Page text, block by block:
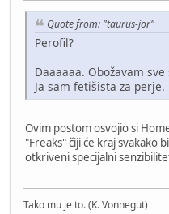
Quote from: "taurus-jor"
Perofil?
Daaaaaa. Obožavam
Ja sam fetišista za perje.
Ovim postom osvojio si
"Freaks" čiji će kraj svakako
otkriveni specijalni
Tako mu je to. (K. Vonnegut)